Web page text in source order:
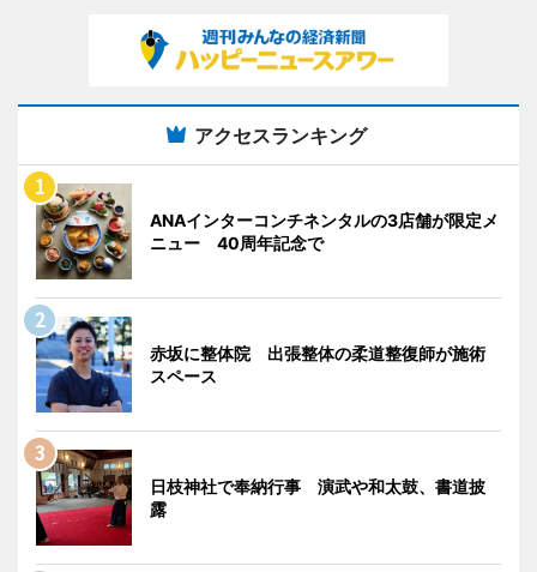
アクセスランキング
ANAインターコンチネンタルの3店舗が限定メ
ニュー 40周年記念で
赤坂に整体院 出張整体の柔道整復師が施術
スペース
日枝神社で奉納行事 演武や和太鼓、書道披
露